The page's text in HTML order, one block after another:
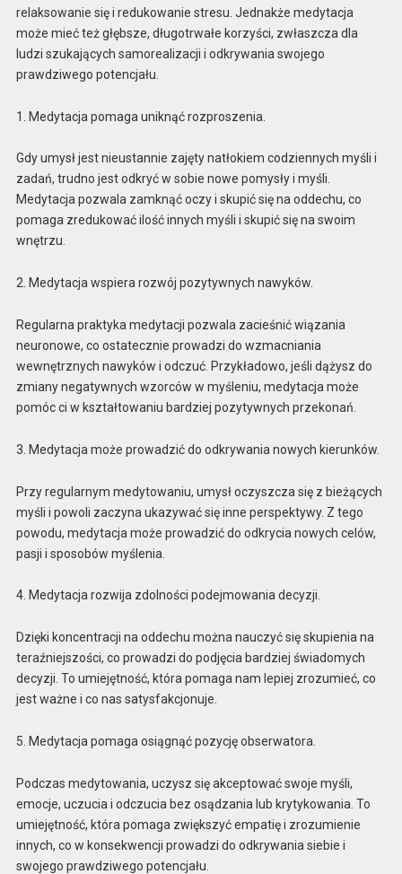
relaksowanie się i redukowanie stresu. Jednakże medytacja
może mieć też głębsze, długotrwałe korzyści, zwłaszcza dla
ludzi szukających samorealizacji i odkrywania swojego
prawdziwego potencjału.
1. Medytacja pomaga uniknąć rozproszenia.
Gdy umysł jest nieustannie zajęty natłokiem codziennych myśli i
zadań, trudno jest odkryć w sobie nowe pomysły i myśli.
Medytacja pozwala zamknąć oczy i skupić się na oddechu, co
pomaga zredukować ilość innych myśli i skupić się na swoim
wnętrzu.
2. Medytacja wspiera rozwój pozytywnych nawyków.
Regularna praktyka medytacji pozwala zacieśnić wiązania
neuronowe, co ostatecznie prowadzi do wzmacniania
wewnętrznych nawyków i odczuć. Przykładowo, jeśli dążysz do
zmiany negatywnych wzorców w myśleniu, medytacja może
pomóc ci w kształtowaniu bardziej pozytywnych przekonań.
3. Medytacja może prowadzić do odkrywania nowych kierunków.
Przy regularnym medytowaniu, umysł oczyszcza się z bieżących
myśli i powoli zaczyna ukazywać się inne perspektywy. Z tego
powodu, medytacja może prowadzić do odkrycia nowych celów,
pasji i sposobów myślenia.
4. Medytacja rozwija zdolności podejmowania decyzji.
Dzięki koncentracji na oddechu można nauczyć się skupienia na
teraźniejszości, co prowadzi do podjęcia bardziej świadomych
decyzji. To umiejętność, która pomaga nam lepiej zrozumieć, co
jest ważne i co nas satysfakcjonuje.
5. Medytacja pomaga osiągnąć pozycję obserwatora.
Podczas medytowania, uczysz się akceptować swoje myśli,
emocje, uczucia i odczucia bez osądzania lub krytykowania. To
umiejętność, która pomaga zwiększyć empatię i zrozumienie
innych, co w konsekwencji prowadzi do odkrywania siebie i
swojego prawdziwego potencjału.